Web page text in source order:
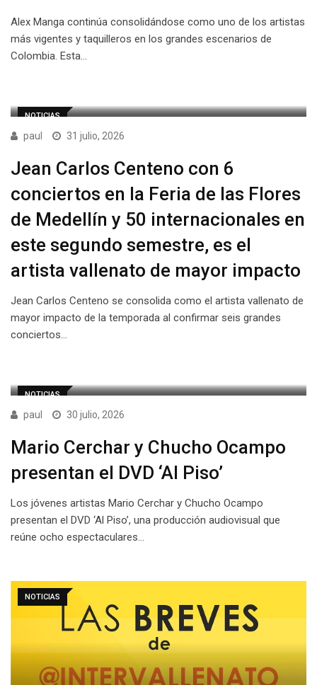
Alex Manga continúa consolidándose como uno de los artistas
más vigentes y taquilleros en los grandes escenarios de
Colombia. Esta…
NOTICIAS
paul 31 julio, 2026
Jean Carlos Centeno con 6
conciertos en la Feria de las Flores
de Medellín y 50 internacionales en
este segundo semestre, es el
artista vallenato de mayor impacto
Jean Carlos Centeno se consolida como el artista vallenato de
mayor impacto de la temporada al confirmar seis grandes
conciertos…
NOTICIAS
paul 30 julio, 2026
Mario Cerchar y Chucho Ocampo
presentan el DVD ‘Al Piso’
Los jóvenes artistas Mario Cerchar y Chucho Ocampo
presentan el DVD ‘Al Piso’, una producción audiovisual que
reúne ocho espectaculares…
NOTICIAS